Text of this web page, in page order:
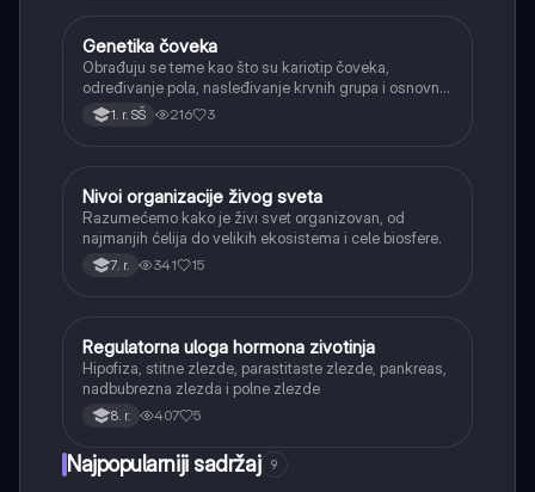
Biologija
Genetika čoveka
Obrađuju se teme kao što su kariotip čoveka,
određivanje pola, nasleđivanje krvnih grupa i osnovni
primeri naslednih bolesti.
1. r. SŠ 216 3
Biologija
Nivoi organizacije živog sveta
Razumećemo kako je živi svet organizovan, od
najmanjih ćelija do velikih ekosistema i cele biosfere.
7. r. 341 15
Biologija
Regulatorna uloga hormona zivotinja
Hipofiza, stitne zlezde, parastitaste zlezde, pankreas,
nadbubrezna zlezda i polne zlezde
8. r. 407 5
Najpopularniji sadržaj 9